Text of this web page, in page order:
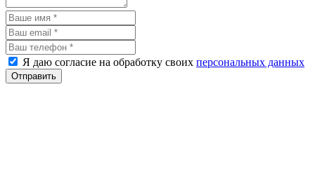
Я даю согласие на обработку своих персональных данных
Отправить